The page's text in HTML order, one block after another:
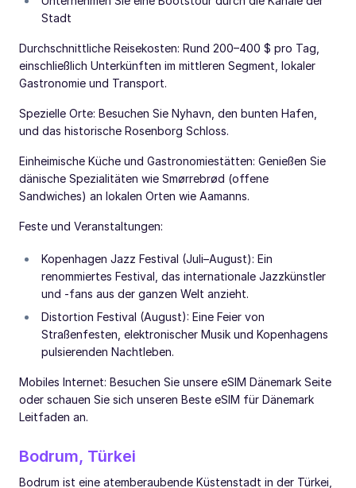
Stadt
Durchschnittliche Reisekosten: Rund 200–400 $ pro Tag,
einschließlich Unterkünften im mittleren Segment, lokaler
Gastronomie und Transport.
Spezielle Orte: Besuchen Sie Nyhavn, den bunten Hafen,
und das historische Rosenborg Schloss.
Einheimische Küche und Gastronomiestätten: Genießen Sie
dänische Spezialitäten wie Smørrebrød (offene
Sandwiches) an lokalen Orten wie Aamanns.
Feste und Veranstaltungen:
Kopenhagen Jazz Festival (Juli–August): Ein
renommiertes Festival, das internationale Jazzkünstler
und -fans aus der ganzen Welt anzieht.
Distortion Festival (August): Eine Feier von
Straßenfesten, elektronischer Musik und Kopenhagens
pulsierenden Nachtleben.
Mobiles Internet: Besuchen Sie unsere eSIM Dänemark Seite
oder schauen Sie sich unseren Beste eSIM für Dänemark
Leitfaden an.
Bodrum, Türkei
Bodrum ist eine atemberaubende Küstenstadt in der Türkei,